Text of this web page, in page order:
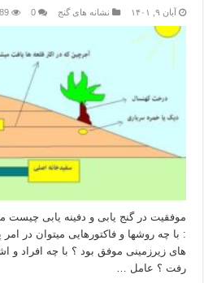
آبان ۹, ۱۴۰۱ نشانه های گنج 0
موفقیت در گنج یابی و دفینه یابی چیست
: با چه روشها و فاکتورهایی میتوان در امر
های زیرزمینی موفق بود ؟ با چه افراد و
رفت ؟ عامل …